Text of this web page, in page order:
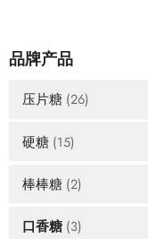
品牌产品
压片糖 (26)
硬糖 (15)
棒棒糖 (2)
口香糖 (3)